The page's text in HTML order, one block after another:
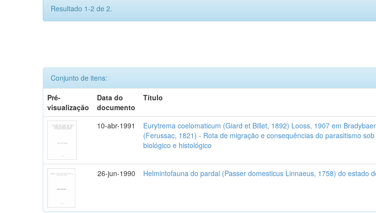
Resultado 1-2 de 2.
Conjunto de itens:
Pré-
visualização
Data do
documento
Título
10-abr-1991
Eurytrema coelomaticum (Giard et Billet, 1892) Looss, 1907 em
(Ferussac, 1821) - Rota de migração e consequências do parasitismo
biológico e histológico
26-jun-1990 Helmintofauna do pardal (Passer domesticus Linnaeus, 1758) do estado